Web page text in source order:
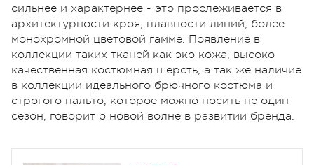
сильнее и характернее - это прослеживается в
архитектурности кроя, плавности линий, более
монохромной цветовой гамме. Появление в
коллекции таких тканей как эко кожа, высоко
качественная костюмная шерсть, а так же наличие
в коллекции идеального брючного костюма и
строгого пальто, которое можно носить не один
сезон, говорит о новой волне в развитии бренда.